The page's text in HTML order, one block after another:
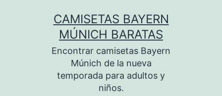
CAMISETAS BAYERN
MÚNICH BARATAS
Encontrar camisetas Bayern
Múnich de la nueva
temporada para adultos y
niños.